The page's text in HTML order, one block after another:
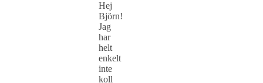
Hej
Björn!
Jag
har
helt
enkelt
inte
koll